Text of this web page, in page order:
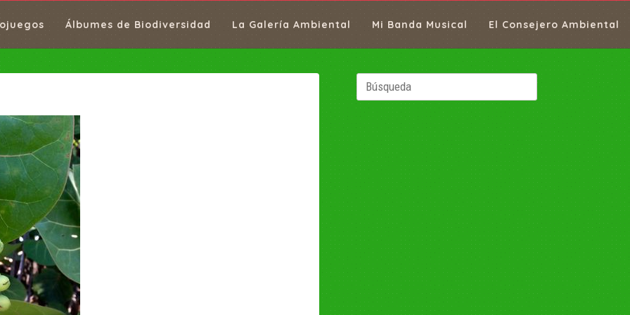
Álbumes de Biodiversidad La Galería Ambiental Mi Banda Musical El Consejero Ambiental
Buscar: